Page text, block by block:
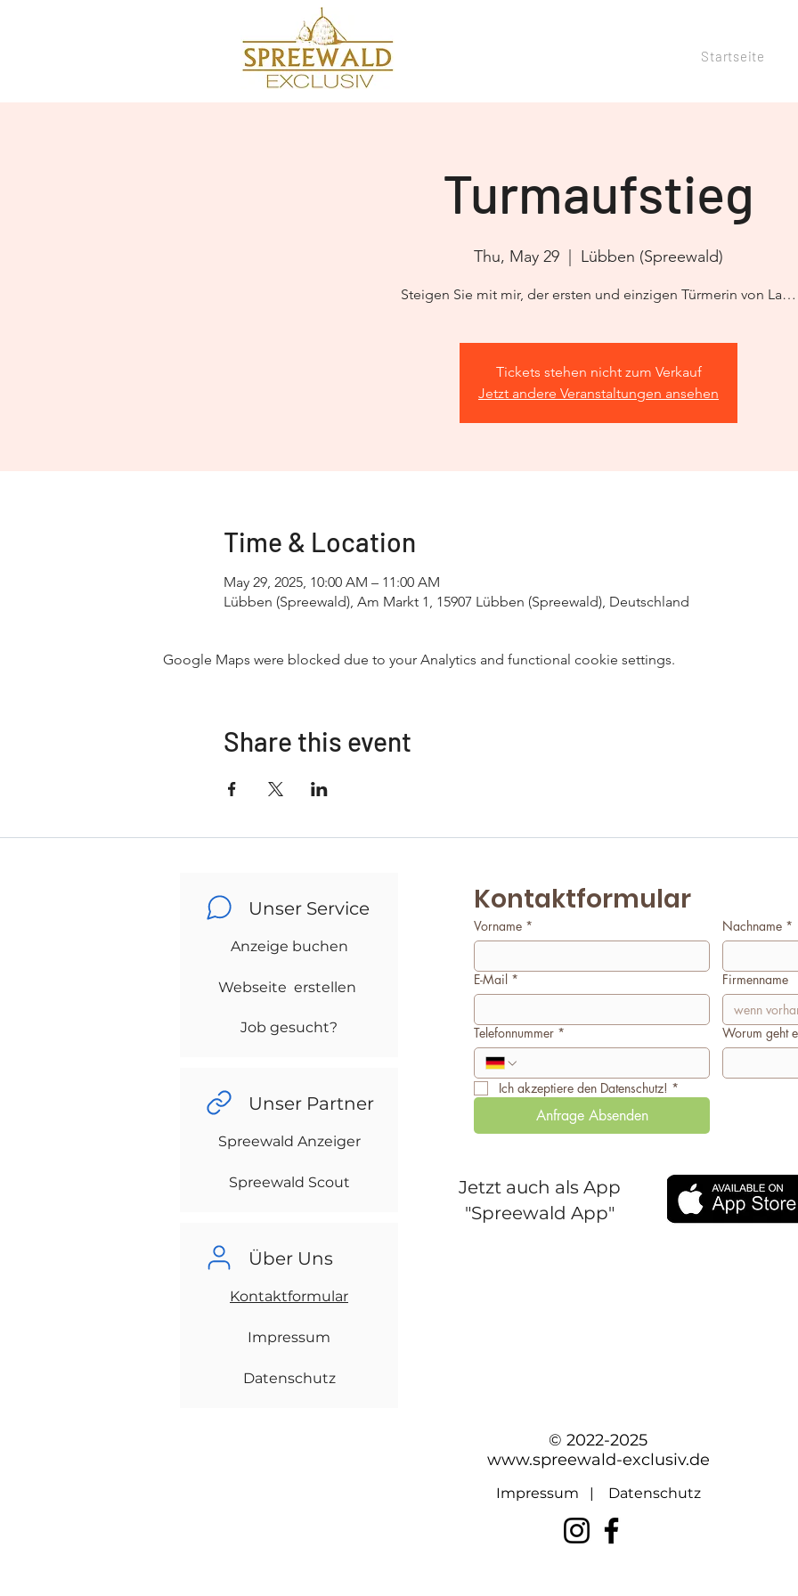
Startseite
Turmaufstieg
Thu, May 29 Lübben (Spreewald)
Steigen Sie mit mir, der ersten und einzigen Türmerin von La…
Tickets stehen nicht zum Verkauf
Jetzt andere Veranstaltungen ansehen
Time & Location
May 29, 2025, 10:00 AM – 11:00 AM
Lübben (Spreewald), Am Markt 1, 15907 Lübben (Spreewald), Deutschland
Google Maps were blocked due to your Analytics and functional cookie settings.
Share this event
Unser Service
Anzeige buchen
Webseite erstellen
Job gesucht?
Unser Partner
Spreewald Anzeiger
Spreewald Scout
Über Uns
Kontaktformular
Impressum
Datenschutz
Kontaktformular
Vorname * Nachname *
E-Mail * Firmenname
Telefonnummer * Worum geht
Ich akzeptiere den Datenschutz! *
Anfrage Absenden
Jetzt auch als App
"Spreewald App"
© 2022-2025
www.spreewald-exclusiv.de
Impressum | Datenschutz